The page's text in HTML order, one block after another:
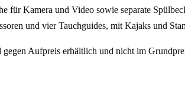
für Kamera und Video sowie separate
und vier Tauchguides, mit Kajaks und
Aufpreis erhältlich und nicht im